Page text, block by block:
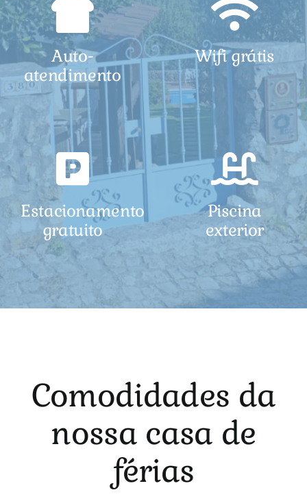
Auto-
atendimento
Estacionamento
gratuito
Wifi grátis
Piscina
exterior
Comodidades da
nossa casa de
férias